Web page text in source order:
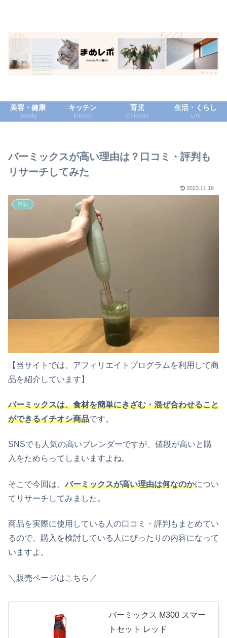
美容・健康
Beauty
キッチン
Kitchen
育児
Childcare
生活・くらし
Life
バーミックスが高い理由は？口コミ・評判も
リサーチしてみた
2023.11.16
雑記
【当サイトでは、アフィリエイトプログラムを利用して商
品を紹介しています】
バーミックスは、食材を簡単にきざむ・混ぜ合わせること
ができるイチオシ商品です。
SNSでも人気の高いブレンダーですが、値段が高いと購
入をためらってしまいますよね。
そこで今回は、バーミックスが高い理由は何なのかについ
てリサーチしてみました。
商品を実際に使用している人の口コミ・評判もまとめてい
るので、購入を検討している人にぴったりの内容になって
いますよ。
＼販売ページはこちら／
バーミックス M300 スマー
トセット レッド